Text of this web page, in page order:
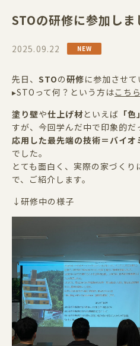
STOの研修に参加しま
2025.09.22
先日、 STOの研修に参加させて
▸STOって何？という方はこち
塗り壁や仕上げ材といえば 「色」
すが、今回学んだ中で印象的だ
応用した最先端の技術＝バイオ
でした。
とても面白く、実際の家づく
で、ご紹介します。
↓研修中の様子